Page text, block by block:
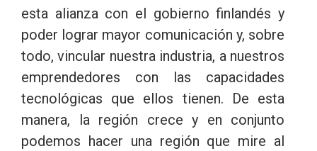
esta alianza con el gobierno finlandés y
poder lograr mayor comunicación y, sobre
todo, vincular nuestra industria, a nuestros
emprendedores con las capacidades
tecnológicas que ellos tienen. De esta
manera, la región crece y en conjunto
podemos hacer una región que mire al